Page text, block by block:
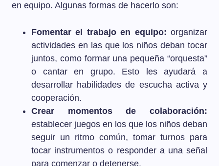
en equipo. Algunas formas de hacerlo son:
Fomentar el trabajo en equipo: organizar
actividades en las que los niños deban tocar
juntos, como formar una pequeña “orquesta”
o cantar en grupo. Esto les ayudará a
desarrollar habilidades de escucha activa y
cooperación.
Crear momentos de colaboración:
establecer juegos en los que los niños deban
seguir un ritmo común, tomar turnos para
tocar instrumentos o responder a una señal
para comenzar o detenerse.